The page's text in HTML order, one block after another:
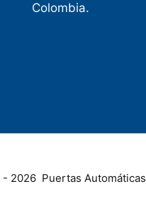
Colombia.
- 2026 Puertas Automáticas